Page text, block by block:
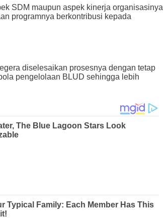
SDM maupun aspek kinerja organisasinya
programnya berkontribusi kepada
diselesaikan prosesnya dengan tetap
pengelolaan BLUD sehingga lebih